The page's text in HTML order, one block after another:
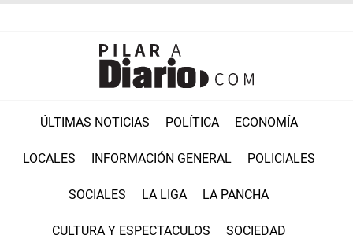
ÚLTIMAS NOTICIAS POLÍTICA ECONOMÍA
LOCALES INFORMACIÓN GENERAL POLICIALES
SOCIALES LA LIGA LA PANCHA
CULTURA Y ESPECTACULOS SOCIEDAD